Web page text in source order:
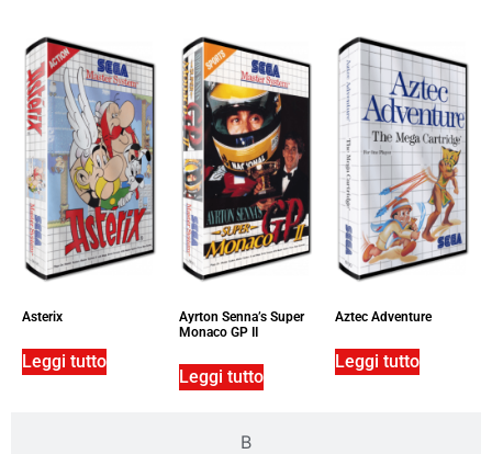
B
Asterix
Leggi tutto
Ayrton Senna’s Super
Monaco GP II
Leggi tutto
Aztec Adventure
Leggi tutto